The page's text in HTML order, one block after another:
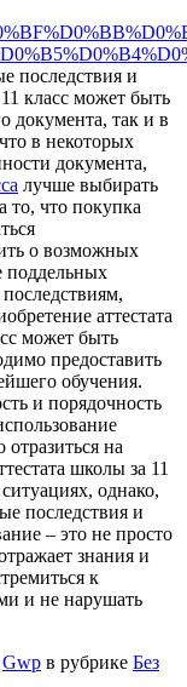
последствия и
класс может быть
документа, так и в
в некоторых
документа,
лучше выбирать
то, что покупка
о возможных
поддельных
аттестата
может быть
предоставить
обучения.
и порядочность
на
школы за 11
однако,
последствия и
– это не просто
знания и
к
и не нарушать
Gwp в рубрике Без